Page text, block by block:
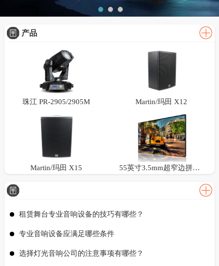
产品
珠江 PR-2905/2905M Martin/玛田 X12
Martin/玛田 X15 55英寸3.5mm超窄边拼接屏
租赁舞台专业音响设备的技巧有哪些？
专业音响设备应满足哪些条件
选择灯光音响公司的注意事项有哪些？